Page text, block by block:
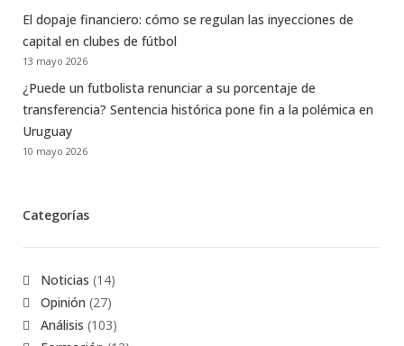
El dopaje financiero: cómo se regulan las inyecciones de
capital en clubes de fútbol
13 mayo 2026
¿Puede un futbolista renunciar a su porcentaje de
transferencia? Sentencia histórica pone fin a la polémica en
Uruguay
10 mayo 2026
Categorías
Noticias (14)
Opinión (27)
Análisis (103)